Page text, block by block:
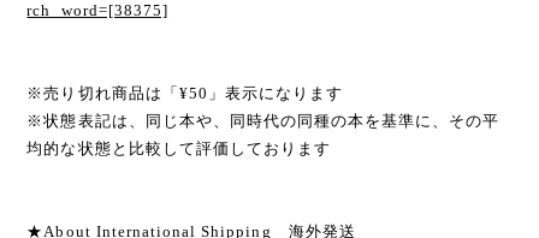
rch_word=[38375]
※売り切れ商品は「¥50」表示になります
※状態表記は、同じ本や、同時代の同種の本を基準に、その平
均的な状態と比較して評価しております
★About International Shipping 海外発送